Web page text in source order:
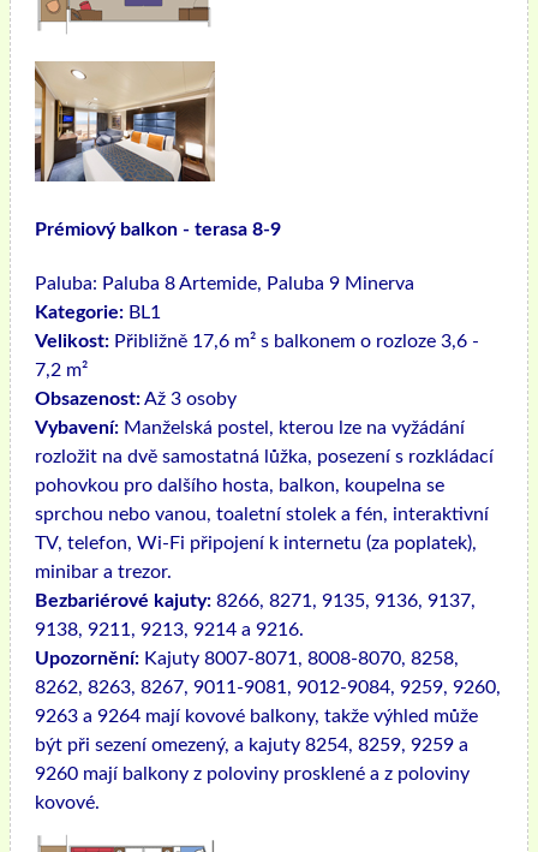
Prémiový balkon - terasa 8-9
Paluba: Paluba 8 Artemide, Paluba 9 Minerva
Kategorie: BL1
Velikost: Přibližně 17,6 m² s balkonem o rozloze 3,6 -
7,2 m²
Obsazenost:Až 3 osoby
Vybavení: Manželská postel, kterou lze na vyžádání
rozložit na dvě samostatná lůžka, posezení s rozkládací
pohovkou pro dalšího hosta, balkon, koupelna se
sprchou nebo vanou, toaletní stolek a fén, interaktivní
TV, telefon, Wi-Fi připojení k internetu (za poplatek),
minibar a trezor.
Bezbariérové ​​kajuty: 8266, 8271, 9135, 9136, 9137,
9138, 9211, 9213, 9214 a 9216.
Upozornění: Kajuty 8007-8071, 8008-8070, 8258,
8262, 8263, 8267, 9011-9081, 9012-9084, 9259, 9260,
9263 a 9264 mají kovové balkony, takže výhled může
být při sezení omezený, a kajuty 8254, 8259, 9259 a
9260 mají balkony z poloviny prosklené a z poloviny
kovové.